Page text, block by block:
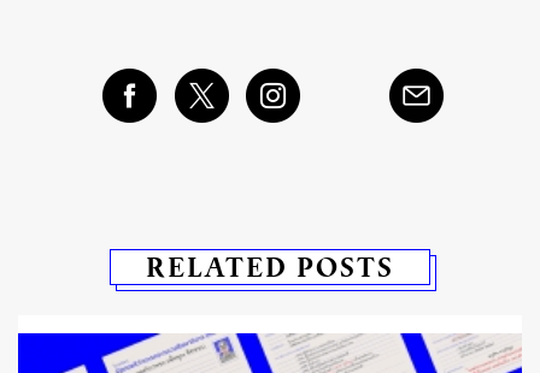
RELATED POSTS